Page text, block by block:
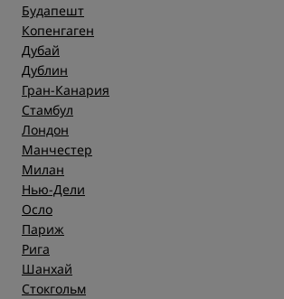
Будапешт
Копенгаген
Дубай
Дублин
Гран-Канария
Стамбул
Лондон
Манчестер
Милан
Нью-Дели
Осло
Париж
Рига
Шанхай
Стокгольм